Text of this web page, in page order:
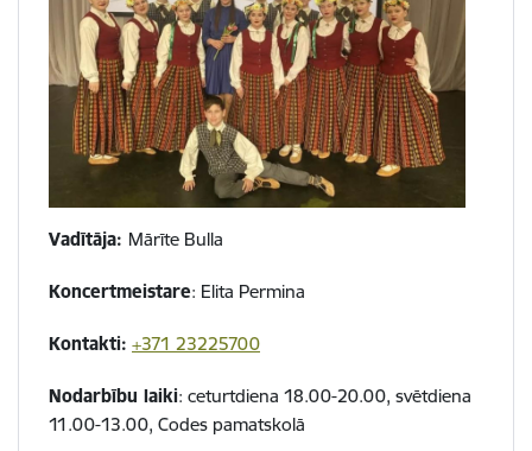
Vadītāja: Mārīte Bulla
Koncertmeistare: Elita Permina
Kontakti: +371 23225700
Nodarbību laiki: ceturtdiena 18.00-20.00, svētdiena
11.00-13.00, Codes pamatskolā